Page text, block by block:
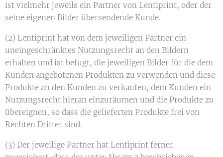
ist vielmehr jeweils ein Partner von Lentiprint, oder der
seine eigenen Bilder übersendende Kunde.
(2) Lentiprint hat von dem jeweiligen Partner ein
uneingeschränktes Nutzungsrecht an den Bildern
erhalten und ist befugt, die jeweiligen Bilder für die dem
Kunden angebotenen Produkten zu verwenden und diese
Produkte an den Kunden zu verkaufen, dem Kunden ein
Nutzungsrecht hieran einzuräumen und die Produkte zu
übereignen, so dass die gelieferten Produkte frei von
Rechten Dritter sind.
(3) Der jeweilige Partner hat Lentiprint ferner